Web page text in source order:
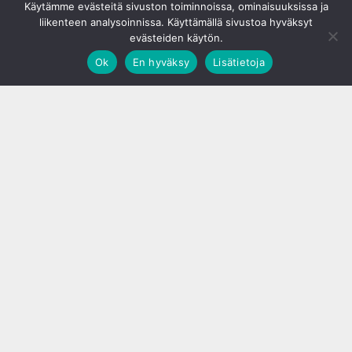
Käytämme evästeitä sivuston toiminnoissa, ominaisuuksissa ja
liikenteen analysoinnissa. Käyttämällä sivustoa hyväksyt
evästeiden käytön.
Ok
En hyväksy Lisätietoja